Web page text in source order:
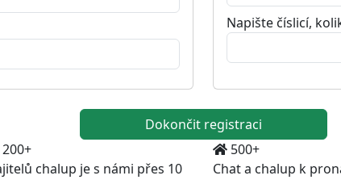
Napište číslicí,
200+
chalup je s námi přes 10
500+
Chat a chalup k